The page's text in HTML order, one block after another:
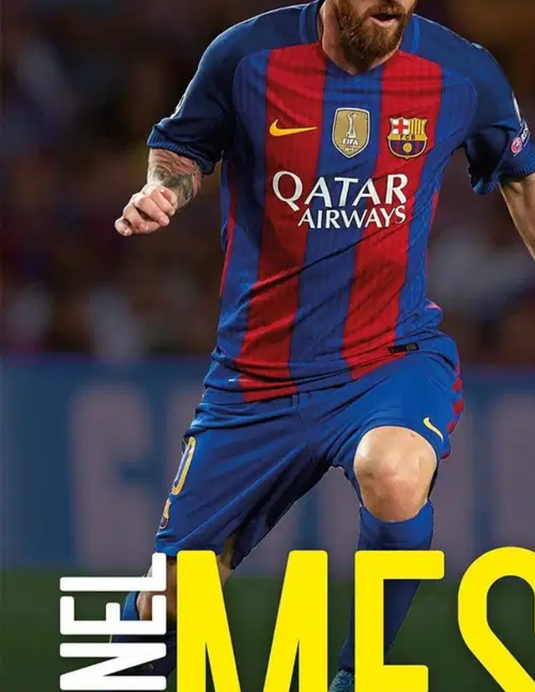
Toimitus
Kotiin tai noutopisteeseen
Ilmainen toimitus yli 100 €:n tilauksille Postin pakettiautomaattiin tai
Etu ei koske Suuri‑lisäpalvelulla toimitettavia tuotteita.
Tarkista myymäläsaatavuus
Hämmästyttävien taitojensa, ällistyttävän pelinäkemyksensä ja uskomattoman maalitehtailunsa ansiosta Lionel Messiä pidetään yleisesti
valmiudet kehittyä kaikkien aikojen parhaaksi pelaajaksi. Lionel Messi - Supertähti on tälle pallotaiturille omistettu kunnianosoitus, joka
Runsaasti kuvia sisältävä kirja kuvaa Lionel Messin uskomattoman uran aina varhaisista
FIFAn vuoden pelaajaksi. Lennokkaasti ja jännittävästi kirjoitettu Lionel Messi Maailman paras jalkapalloilija pitää sisällään paljon
ikuistettu Messin tähänastisen uran hienoimmat hetket ja kuuluisimmat maalit. Lukijoilleen se tarjoaa ainutlaatuisen kurkistuksen siihen,
Oletko tyytyväinen tuotetietoihin?
Ovatko tuotetiedot riittävät? Jos tuotetiedoissa on puutteita tai niitä voisi muuten parantaa, anna palautetta.
Anna palautetta,Avautuu uuteen välilehteen
Ilmainen palautus 30 päivää.*
Nouto myymälästä ilman toimituskuluja.
Asiakasomistajalle Bonusta jopa 5 %.*